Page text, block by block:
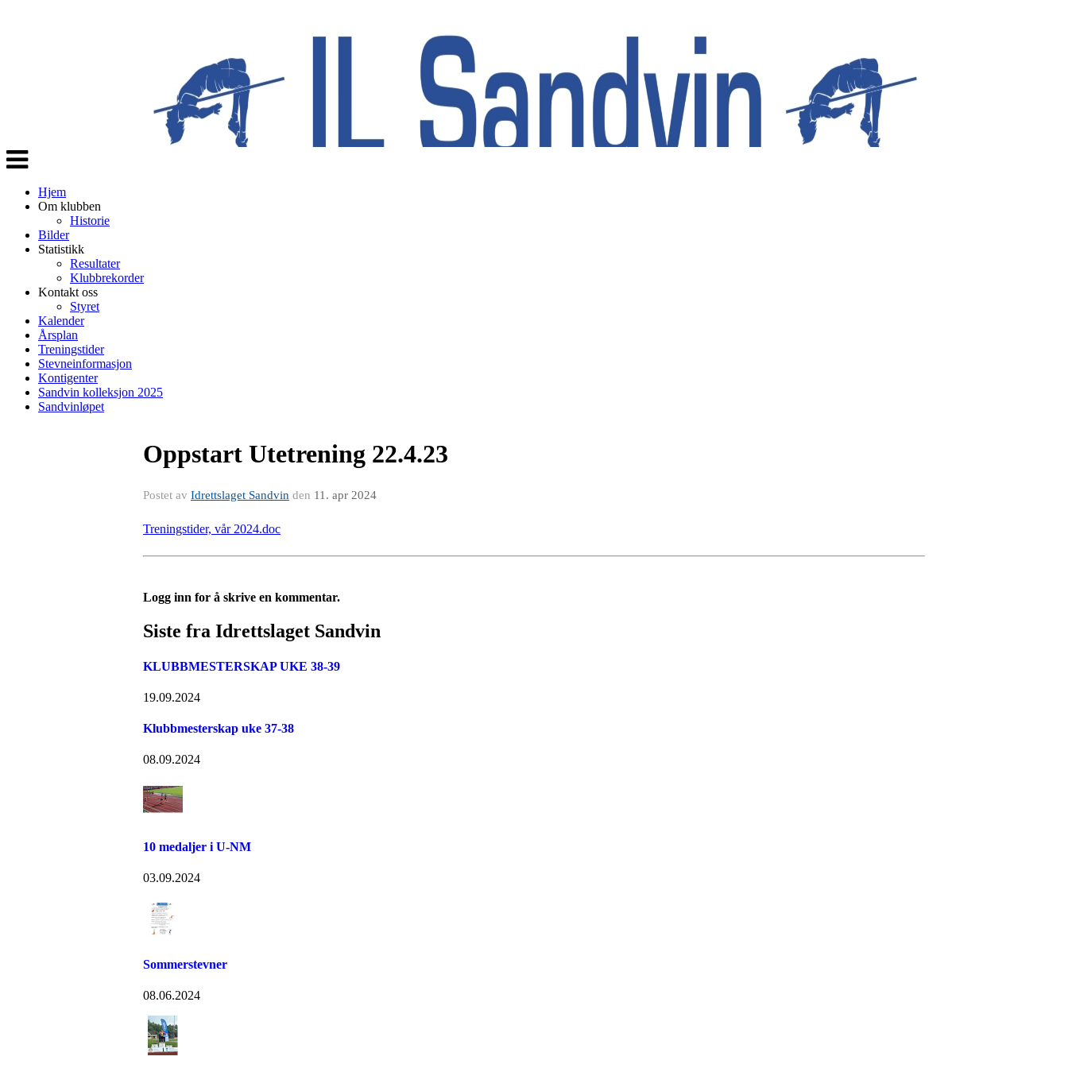
Veksle
navigasjon
Hjem
Om klubben
Historie
Bilder
Statistikk
Resultater
Klubbrekorder
Kontakt oss
Styret
Kalender
Årsplan
Treningstider
Stevneinformasjon
Kontigenter
Sandvin kolleksjon 2025
Sandvinløpet
Oppstart Utetrening 22.4.23
Postet av Idrettslaget Sandvin den 11. apr 2024
Treningstider, vår 2024.doc
Logg inn for å skrive en kommentar.
Siste fra Idrettslaget Sandvin
KLUBBMESTERSKAP UKE 38-39
19.09.2024
Klubbmesterskap uke 37-38
08.09.2024
10 medaljer i U-NM
03.09.2024
Sommerstevner
08.06.2024